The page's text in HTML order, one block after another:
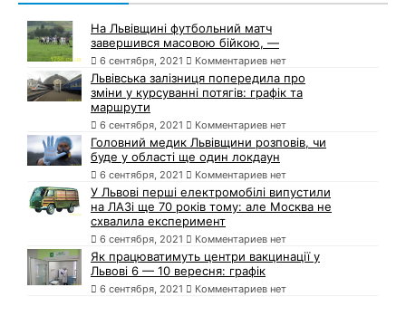
На Львівщині футбольний матч
завершився масовою бійкою, —
6 сентября, 2021 Комментариев нет
Львівська залізниця попередила про
зміни у курсуванні потягів: графік та
маршрути
6 сентября, 2021 Комментариев нет
Головний медик Львівщини розповів, чи
буде у області ще один локдаун
6 сентября, 2021 Комментариев нет
У Львові перші електромобілі випустили
на ЛАЗі ще 70 років тому: але Москва не
схвалила експеримент
6 сентября, 2021 Комментариев нет
Як працюватимуть центри вакцинації у
Львові 6 — 10 вересня: графік
6 сентября, 2021 Комментариев нет